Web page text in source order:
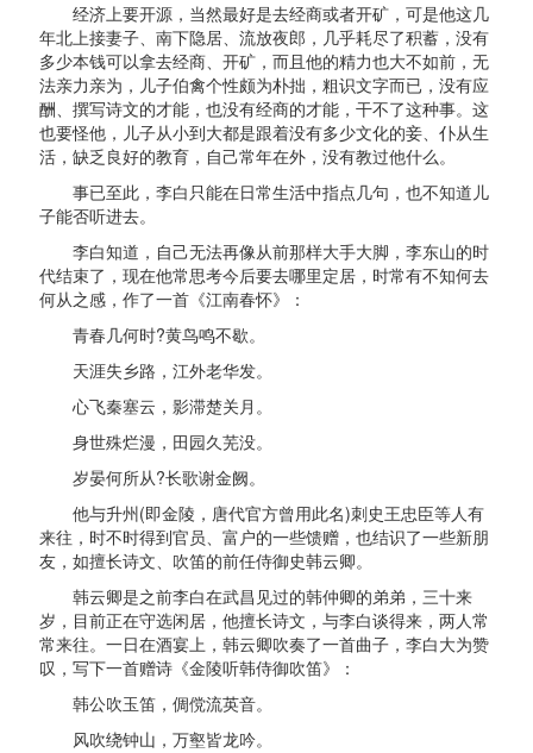
经济上要开源，当然最好是去经商或者开矿，可是他这几
年北上接妻子、南下隐居、流放夜郎，几乎耗尽了积蓄，没有
多少本钱可以拿去经商、开矿，而且他的精力也大不如前，无
法亲力亲为，儿子伯禽个性颇为朴拙，粗识文字而已，没有应
酬、撰写诗文的才能，也没有经商的才能，干不了这种事。这
也要怪他，儿子从小到大都是跟着没有多少文化的妾、仆从生
活，缺乏良好的教育，自己常年在外，没有教过他什么。
事已至此，李白只能在日常生活中指点几句，也不知道儿
子能否听进去。
李白知道，自己无法再像从前那样大手大脚，李东山的时
代结束了，现在他常思考今后要去哪里定居，时常有不知何去
何从之感，作了一首《江南春怀》：
青春几何时?黄鸟鸣不歇。
天涯失乡路，江外老华发。
心飞秦塞云，影滞楚关月。
身世殊烂漫，田园久芜没。
岁晏何所从?长歌谢金阙。
他与升州(即金陵，唐代官方曾用此名)刺史王忠臣等人有
来往，时不时得到官员、富户的一些馈赠，也结识了一些新朋
友，如擅长诗文、吹笛的前任侍御史韩云卿。
韩云卿是之前李白在武昌见过的韩仲卿的弟弟，三十来
岁，目前正在守选闲居，他擅长诗文，与李白谈得来，两人常
常来往。一日在酒宴上，韩云卿吹奏了一首曲子，李白大为赞
叹，写下一首赠诗《金陵听韩侍御吹笛》：
韩公吹玉笛，倜傥流英音。
风吹绕钟山，万壑皆龙吟。